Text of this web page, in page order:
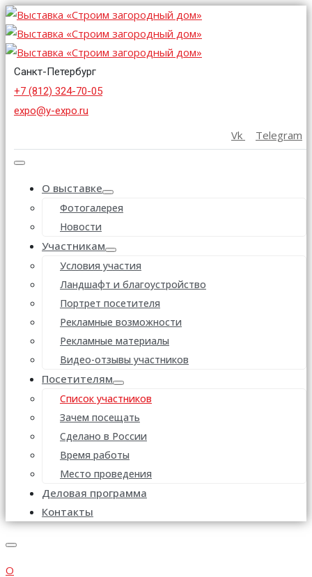
Санкт-Петербург
+7 (812) 324-70-05
expo@y-expo.ru
Vk Telegram
О выставке
Фотогалерея
Новости
Участникам
Условия участия
Ландшафт и благоустройство
Портрет посетителя
Рекламные возможности
Рекламные материалы
Видео-отзывы участников
Посетителям
Список участников
Зачем посещать
Сделано в России
Время работы
Место проведения
Деловая программа
Контакты
О